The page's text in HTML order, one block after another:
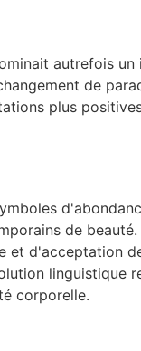
autrefois un
de
plus
de
et d'acceptation
linguistique
corporelle.